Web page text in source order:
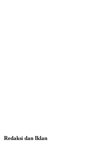
Redaksi dan Iklan